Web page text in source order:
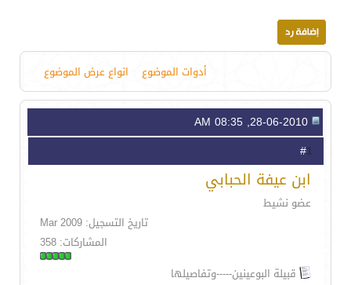
أدوات الموضوع انواع عرض الموضوع
1
ابن عيفة الحبابي
عضو نشيط
تاريخ التسجيل: Mar 2009
المشاركات: 358
قبيلة البوعينين-----وتفاصيلها